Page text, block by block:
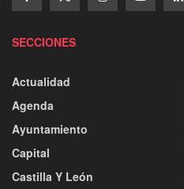
SECCIONES
Actualidad
Agenda
Ayuntamiento
Capital
Castilla Y León